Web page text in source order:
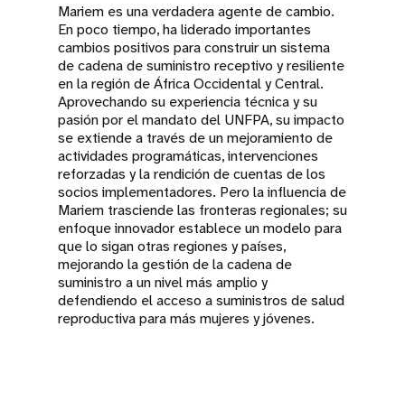
Mariem es una verdadera agente de cambio.
En poco tiempo, ha liderado importantes
cambios positivos para construir un sistema
de cadena de suministro receptivo y resiliente
en la región de África Occidental y Central.
Aprovechando su experiencia técnica y su
pasión por el mandato del UNFPA, su impacto
se extiende a través de un mejoramiento de
actividades programáticas, intervenciones
reforzadas y la rendición de cuentas de los
socios implementadores. Pero la influencia de
Mariem trasciende las fronteras regionales; su
enfoque innovador establece un modelo para
que lo sigan otras regiones y países,
mejorando la gestión de la cadena de
suministro a un nivel más amplio y
defendiendo el acceso a suministros de salud
reproductiva para más mujeres y jóvenes.